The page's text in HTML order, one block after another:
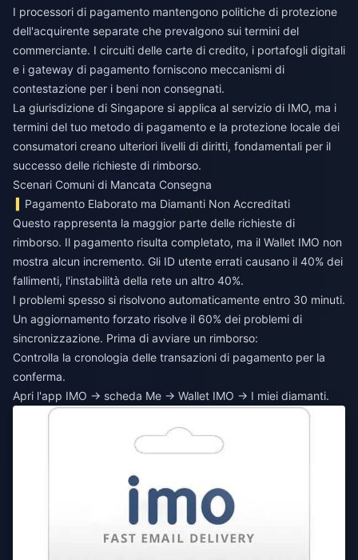
I processori di pagamento mantengono politiche di protezione
dell'acquirente separate che prevalgono sui termini del
commerciante. I circuiti delle carte di credito, i portafogli digitali
e i gateway di pagamento forniscono meccanismi di
contestazione per i beni non consegnati.
La giurisdizione di Singapore si applica al servizio di IMO, ma i
termini del tuo metodo di pagamento e la protezione locale dei
consumatori creano ulteriori livelli di diritti, fondamentali per il
successo delle richieste di rimborso.
Scenari Comuni di Mancata Consegna
Pagamento Elaborato ma Diamanti Non Accreditati
Questo rappresenta la maggior parte delle richieste di
rimborso. Il pagamento risulta completato, ma il Wallet IMO non
mostra alcun incremento. Gli ID utente errati causano il 40% dei
fallimenti, l'instabilità della rete un altro 40%.
I problemi spesso si risolvono automaticamente entro 30 minuti.
Un aggiornamento forzato risolve il 60% dei problemi di
sincronizzazione. Prima di avviare un rimborso:
Controlla la cronologia delle transazioni di pagamento per la
conferma.
Apri l'app IMO → scheda Me → Wallet IMO → I miei diamanti.